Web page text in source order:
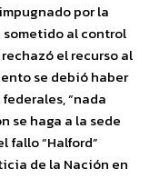
por la
sometido al control
el recurso al
se debió haber
“nada
se haga a la sede
fallo “Halford”
de la Nación en